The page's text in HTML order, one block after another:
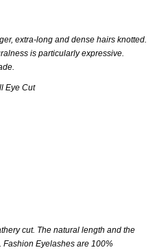
extra-long and dense hairs knotted.
is particularly expressive.
Eye Cut
cut. The natural length and the
Eyelashes are 100%